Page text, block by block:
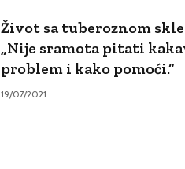
Život sa tuberoznom
„Nije sramota pitati
problem i kako pomoći.“
19/07/2021